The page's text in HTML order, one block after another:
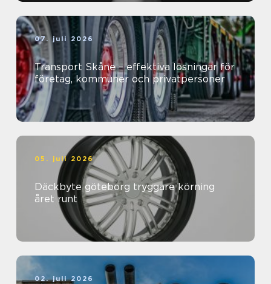
07. juli 2026
Transport Skåne – effektiva lösningar för
företag, kommuner och privatpersoner
05. juli 2026
Däckbyte göteborg tryggare körning
året runt
02. juli 2026